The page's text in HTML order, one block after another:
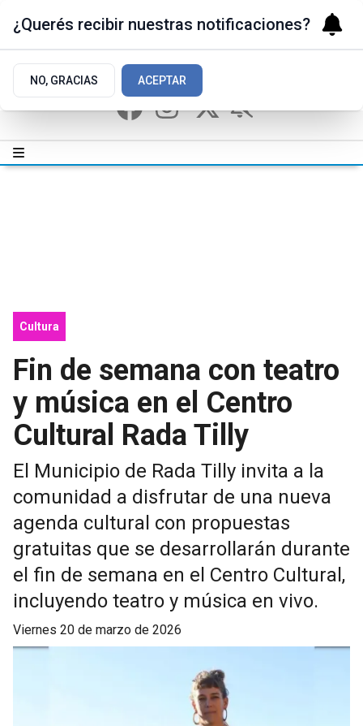
Cultura
Fin de semana con teatro
y música en el Centro
Cultural Rada Tilly
El Municipio de Rada Tilly invita a la
comunidad a disfrutar de una nueva
agenda cultural con propuestas
gratuitas que se desarrollarán durante
el fin de semana en el Centro Cultural,
incluyendo teatro y música en vivo.
viernes 20 de marzo de 2026
¿Querés recibir nuestras notificaciones?
NO, GRACIAS ACEPTAR